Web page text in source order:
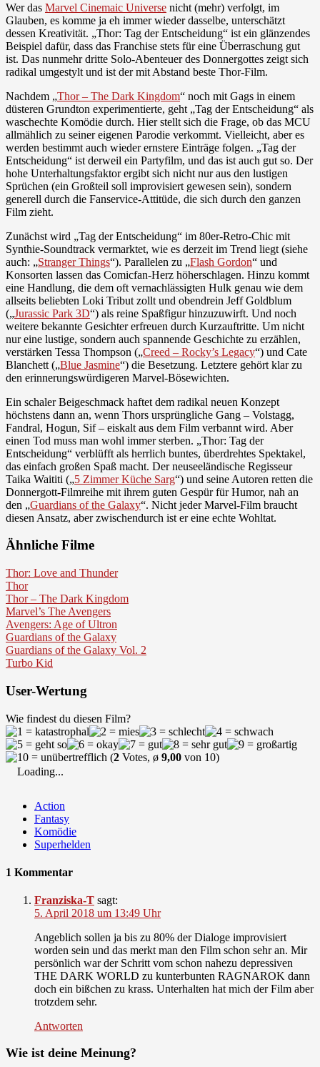
Wer das Marvel Cinemaic Universe nicht (mehr) verfolgt, im
Glauben, es komme ja eh immer wieder dasselbe, unterschätzt
dessen Kreativität. „Thor: Tag der Entscheidung“ ist ein glänzendes
Beispiel dafür, dass das Franchise stets für eine Überraschung gut
ist. Das nunmehr dritte Solo-Abenteuer des Donnergottes zeigt sich
radikal umgestylt und ist der mit Abstand beste Thor-Film.
Nachdem „Thor – The Dark Kingdom“ noch mit Gags in einem
düsteren Grundton experimentierte, geht „Tag der Entscheidung“ als
waschechte Komödie durch. Hier stellt sich die Frage, ob das MCU
allmählich zu seiner eigenen Parodie verkommt. Vielleicht, aber es
werden bestimmt auch wieder ernstere Einträge folgen. „Tag der
Entscheidung“ ist derweil ein Partyfilm, und das ist auch gut so. Der
hohe Unterhaltungsfaktor ergibt sich nicht nur aus den lustigen
Sprüchen (ein Großteil soll improvisiert gewesen sein), sondern
generell durch die Fanservice-Attitüde, die sich durch den ganzen
Film zieht.
Zunächst wird „Tag der Entscheidung“ im 80er-Retro-Chic mit
Synthie-Soundtrack vermarktet, wie es derzeit im Trend liegt (siehe
auch: „Stranger Things“). Parallelen zu „Flash Gordon“ und
Konsorten lassen das Comicfan-Herz höherschlagen. Hinzu kommt
eine Handlung, die dem oft vernachlässigten Hulk genau wie dem
allseits beliebten Loki Tribut zollt und obendrein Jeff Goldblum
(„Jurassic Park 3D“) als reine Spaßfigur hinzuzuwirft. Und noch
weitere bekannte Gesichter erfreuen durch Kurzauftritte. Um nicht
nur eine lustige, sondern auch spannende Geschichte zu erzählen,
verstärken Tessa Thompson („Creed – Rocky’s Legacy“) und Cate
Blanchett („Blue Jasmine“) die Besetzung. Letztere gehört klar zu
den erinnerungswürdigeren Marvel-Bösewichten.
Ein schaler Beigeschmack haftet dem radikal neuen Konzept
höchstens dann an, wenn Thors ursprüngliche Gang – Volstagg,
Fandral, Hogun, Sif – eiskalt aus dem Film verbannt wird. Aber
einen Tod muss man wohl immer sterben. „Thor: Tag der
Entscheidung“ verblüfft als herrlich buntes, überdrehtes Spektakel,
das einfach großen Spaß macht. Der neuseeländische Regisseur
Taika Waititi („5 Zimmer Küche Sarg“) und seine Autoren retten die
Donnergott-Filmreihe mit ihrem guten Gespür für Humor, nah an
den „Guardians of the Galaxy“. Nicht jeder Marvel-Film braucht
diesen Ansatz, aber zwischendurch ist er eine echte Wohltat.
Ähnliche Filme
Thor: Love and Thunder
Thor
Thor – The Dark Kingdom
Marvel’s The Avengers
Avengers: Age of Ultron
Guardians of the Galaxy
Guardians of the Galaxy Vol. 2
Turbo Kid
User-Wertung
Wie findest du diesen Film?
(2 Votes, ø 9,00 von 10)
Loading...
Action
Fantasy
Komödie
Superhelden
1 Kommentar
Franziska-T sagt:
5. April 2018 um 13:49 Uhr
Angeblich sollen ja bis zu 80% der Dialoge improvisiert
worden sein und das merkt man den Film schon sehr an. Mir
persönlich war der Schritt vom schon nahezu depressiven
THE DARK WORLD zu kunterbunten RAGNAROK dann
doch ein bißchen zu krass. Unterhalten hat mich der Film aber
trotzdem sehr.
Antworten
Wie ist deine Meinung?